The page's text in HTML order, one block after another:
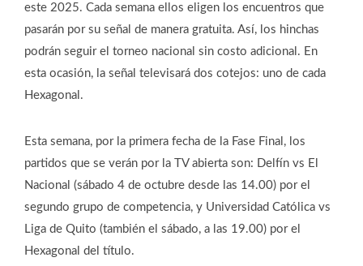
este 2025. Cada semana ellos eligen los encuentros que
pasarán por su señal de manera gratuita. Así, los hinchas
podrán seguir el torneo nacional sin costo adicional. En
esta ocasión, la señal televisará dos cotejos: uno de cada
Hexagonal.
Esta semana, por la primera fecha de la Fase Final, los
partidos que se verán por la TV abierta son: Delfín vs El
Nacional (sábado 4 de octubre desde las 14.00) por el
segundo grupo de competencia, y Universidad Católica vs
Liga de Quito (también el sábado, a las 19.00) por el
Hexagonal del título.